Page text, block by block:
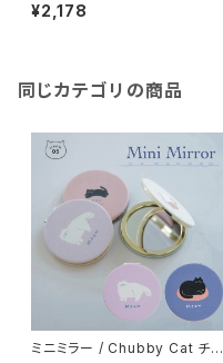
¥2,178
同じカテゴリの商品
ミニミラー / Chubby Cat チャ